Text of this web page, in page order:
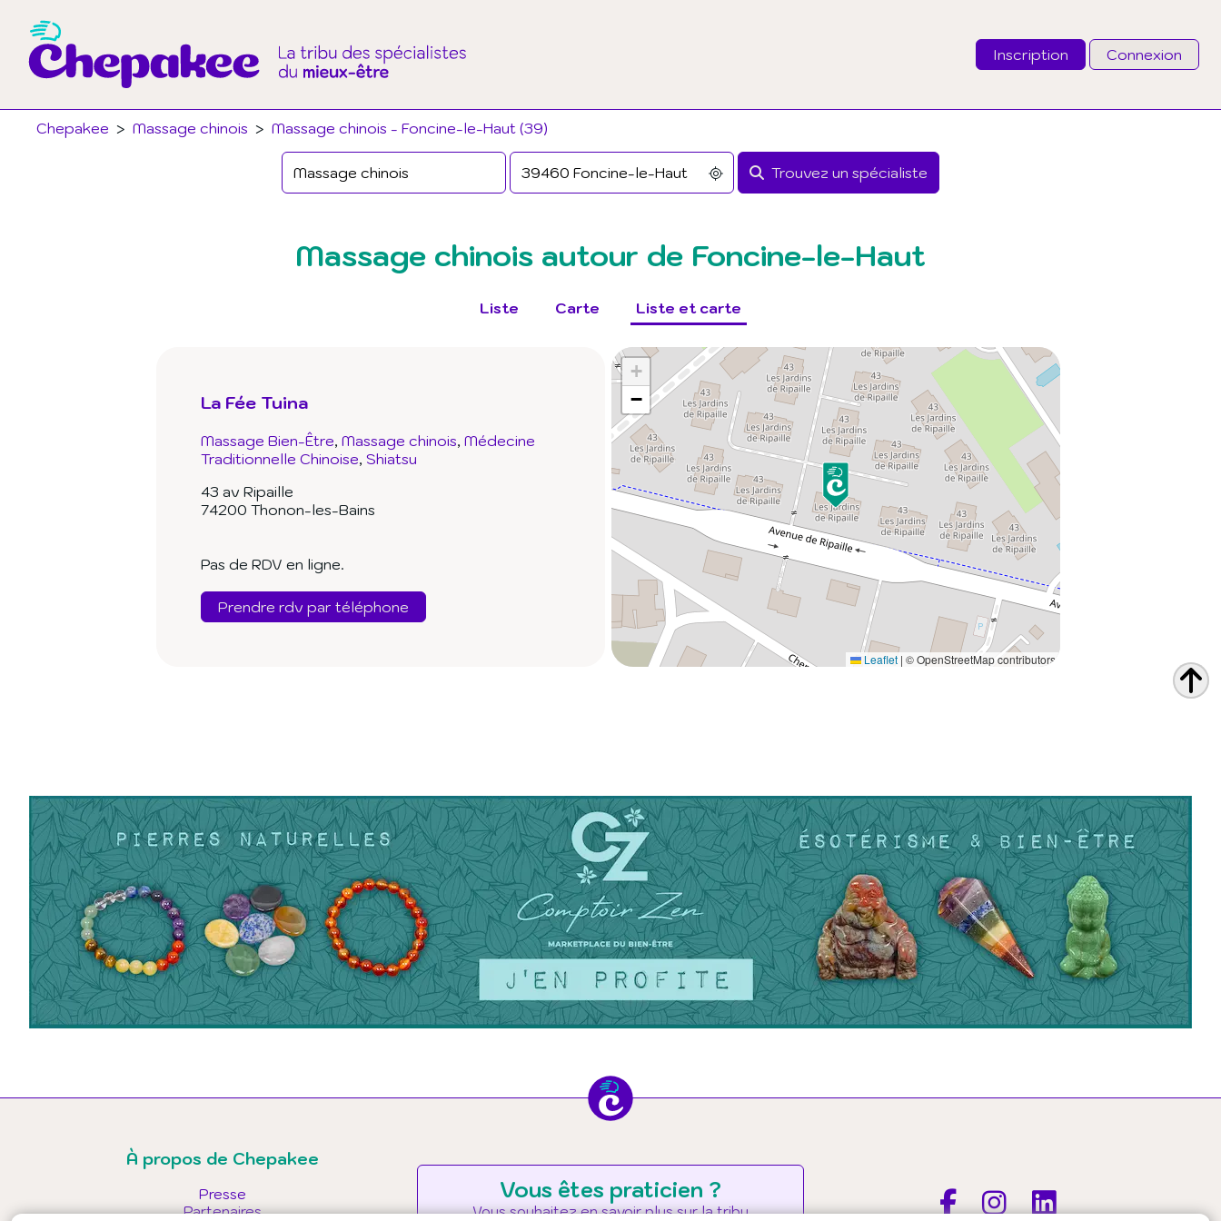
Inscription Connexion
Chepakee > Massage chinois > Massage chinois - Foncine-le-Haut (39)
Trouvez un spécialiste
Email
Mot de passe
Massage chinois autour de Foncine-le-Haut
Liste Carte Liste et carte
La Fée Tuina
Massage Bien-Être Massage chinois Médecine
Traditionnelle Chinoise Shiatsu
43 av Ripaille
74200 Thonon-les-Bains
Pas de RDV en ligne.
Prendre rdv par téléphone
+
−
Leaflet | © OpenStreetMap contributors
Vous êtes praticien ?
Vous souhaitez en savoir plus sur la tribu
À propos de Chepakee
Presse
Partenaires